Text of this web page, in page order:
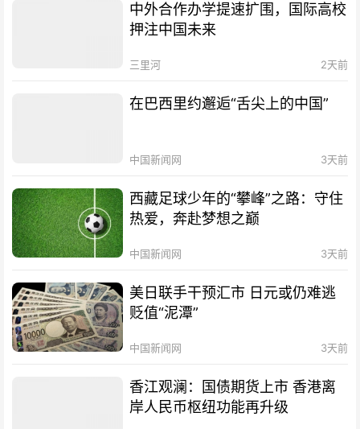
中外合作办学提速扩围，国际高校
押注中国未来
三里河 2天前
在巴西里约邂逅“舌尖上的中国”
中国新闻网 3天前
西藏足球少年的“攀峰”之路：守住
热爱，奔赴梦想之巅
中国新闻网 3天前
美日联手干预汇市 日元或仍难逃
贬值“泥潭”
中国新闻网 3天前
香江观澜：国债期货上市 香港离
岸人民币枢纽功能再升级